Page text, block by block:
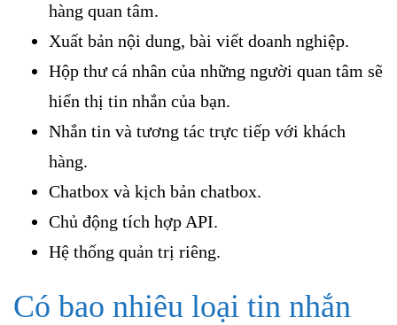
hàng quan tâm.
Xuất bản nội dung, bài viết doanh nghiệp.
Hộp thư cá nhân của những người quan tâm sẽ
hiển thị tin nhắn của bạn.
Nhắn tin và tương tác trực tiếp với khách
hàng.
Chatbox và kịch bản chatbox.
Chủ động tích hợp API.
Hệ thống quản trị riêng.
Có bao nhiêu loại tin nhắn